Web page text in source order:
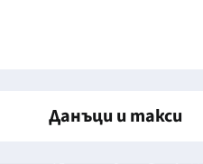
Данъци и такси